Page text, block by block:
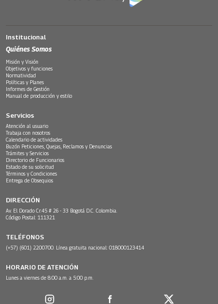
Institucional
Quiénes Somos
Misión y Visión
Objetivos y funciones
Normatividad
Políticas y Planes
Informes de Gestión
Manual de producción y estilo
Servicios
Atención al usuario
Trabaja con nosotros
Calendario de actividades
Buzón Peticiones, Quejas, Reclamos y Denuncias
Trámites y Servicios
Directorio de Funcionarios
Estado de su solicitud
Términos y Condiciones
Entrega de Obsequios
DIRECCIÓN
Av. El Dorado Cr.45 # 26 - 33 Bogotá D.C. Colombia.
Código Postal: 111321
TELÉFONOS
(+57) (601) 2200700. Línea gratuita nacional: 018000123414
HORARIO DE ATENCIÓN
Lunes a viernes de 8:00 a.m. a 5:00 p.m.